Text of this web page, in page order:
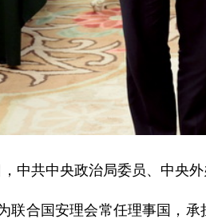
中共中央政治局委员、中央
联合国安理会常任理事国，